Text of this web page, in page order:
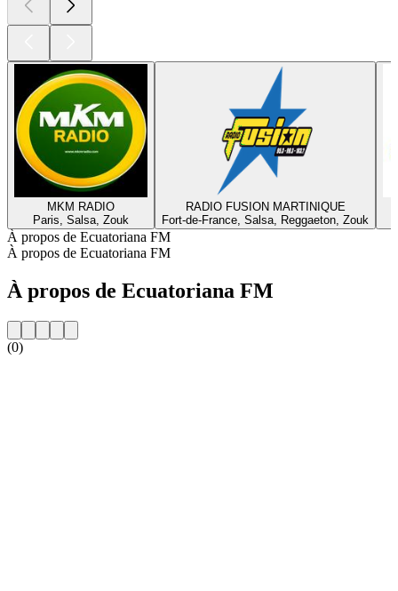
MKM RADIO
Paris, Salsa, Zouk
RADIO FUSION MARTINIQUE
Fort-de-France, Salsa, Reggaeton, Zouk
À propos de Ecuatoriana FM
À propos de Ecuatoriana FM
À propos de Ecuatoriana FM
(0)